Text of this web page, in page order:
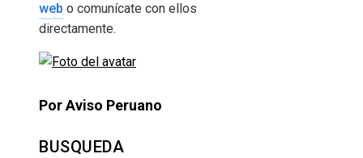
web o comunícate con ellos
directamente.
Por Aviso Peruano
BUSQUEDA